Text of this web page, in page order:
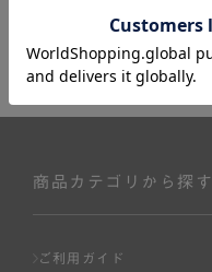
商品カテゴリから探す
ご利用ガイド